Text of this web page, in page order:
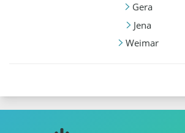
Gera
Jena
Weimar